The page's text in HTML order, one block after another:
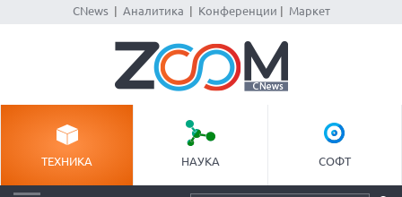
CNews| Аналитика Конференции Маркет
ТЕХНИКА НАУКА СОФТ